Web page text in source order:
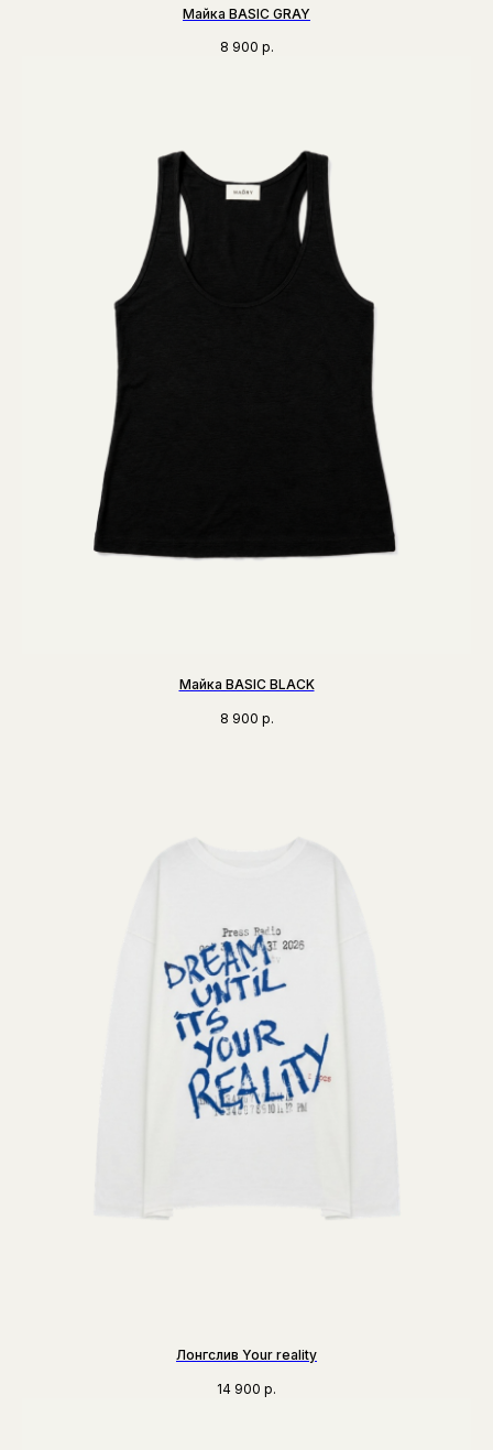
Майка BASIC GRAY
8 900 р.
Майка BASIC BLACK
8 900 р.
Лонгслив Your reality
14 900 р.